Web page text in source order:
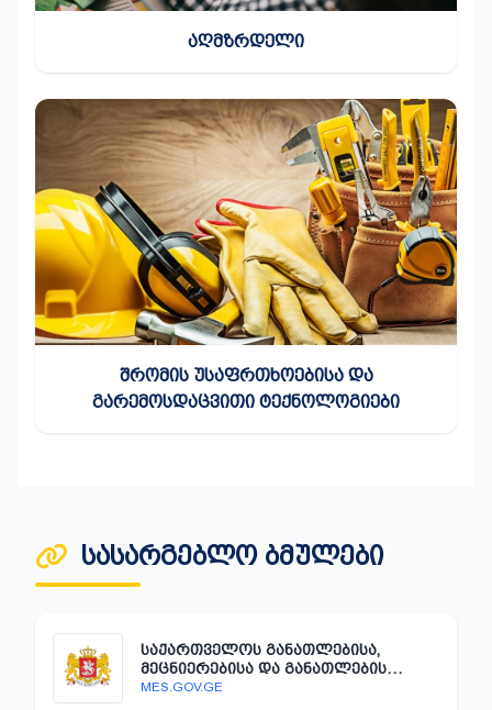
ᲐᲦᲛᲖᲠᲓᲔᲚᲘ
ᲨᲠᲝᲛᲘᲡ ᲣᲡᲐᲤᲠᲗᲮᲝᲔᲑᲘᲡᲐ ᲓᲐ
ᲒᲐᲠᲔᲛᲝᲡᲓᲐᲪᲕᲘᲗᲘ ᲢᲔᲥᲜᲝᲚᲝᲒᲘᲔᲑᲘ
ᲡᲐᲡᲐᲠᲒᲔᲑᲚᲝ ᲑᲛᲣᲚᲔᲑᲘ
ᲡᲐᲥᲐᲠᲗᲕᲔᲚᲝᲡ ᲒᲐᲜᲐᲗᲚᲔᲑᲘᲡᲐ,
ᲛᲔᲪᲜᲘᲔᲠᲔᲑᲘᲡᲐ ᲓᲐ ᲒᲐᲜᲐᲗᲚᲔᲑᲘᲡ
ᲡᲐᲛᲘᲜᲘᲡᲢᲠᲝ
MES.GOV.GE